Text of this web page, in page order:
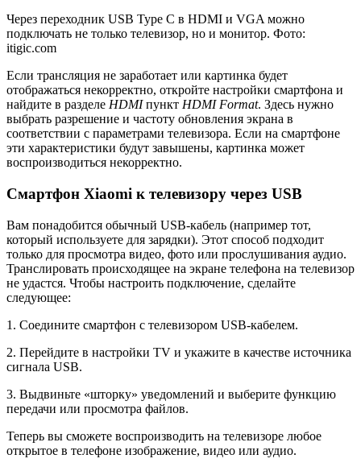
Через переходник USB Type C в HDMI и VGA можно
подключать не только телевизор, но и монитор. Фото:
itigic.com
Если трансляция не заработает или картинка будет
отображаться некорректно, откройте настройки смартфона и
найдите в разделе HDMIпункт HDMI Format. Здесь нужно
выбрать разрешение и частоту обновления экрана в
соответствии с параметрами телевизора. Если на смартфоне
эти характеристики будут завышены, картинка может
воспроизводиться некорректно.
Смартфон Xiaomi к телевизору через USB
Вам понадобится обычный USB-кабель (например тот,
который используете для зарядки). Этот способ подходит
только для просмотра видео, фото или прослушивания аудио.
Транслировать происходящее на экране телефона на телевизор
не удастся. Чтобы настроить подключение, сделайте
следующее:
1. Соедините смартфон с телевизором USB-кабелем.
2. Перейдите в настройки TV и укажите в качестве источника
сигнала USB.
3. Выдвиньте «шторку» уведомлений и выберите функцию
передачи или просмотра файлов.
Теперь вы сможете воспроизводить на телевизоре любое
открытое в телефоне изображение, видео или аудио.